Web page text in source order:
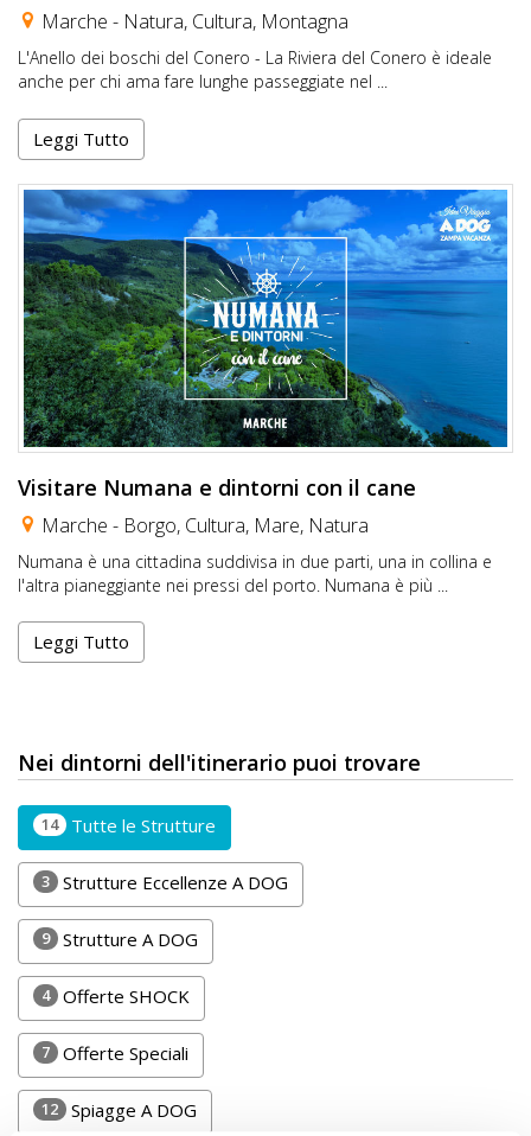
Marche - Natura, Cultura, Montagna
L'Anello dei boschi del Conero - La Riviera del Conero è ideale
anche per chi ama fare lunghe passeggiate nel ...
Leggi Tutto
Visitare Numana e dintorni con il cane
Marche - Borgo, Cultura, Mare, Natura
Numana è una cittadina suddivisa in due parti, una in collina e
l'altra pianeggiante nei pressi del porto. Numana è più ...
Leggi Tutto
Nei dintorni dell'itinerario puoi trovare
14 Tutte le Strutture
3 Strutture Eccellenze A DOG
9 Strutture A DOG
4 Offerte SHOCK
7 Offerte Speciali
12 Spiagge A DOG